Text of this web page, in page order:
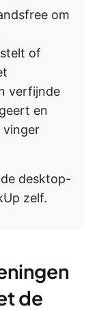
om
of
verfijnde
en
vinger
desktop-
zelf.
de